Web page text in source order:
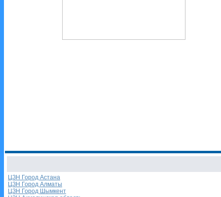
ЦЗН Город Астана
ЦЗН Город Алматы
ЦЗН Город Шымкент